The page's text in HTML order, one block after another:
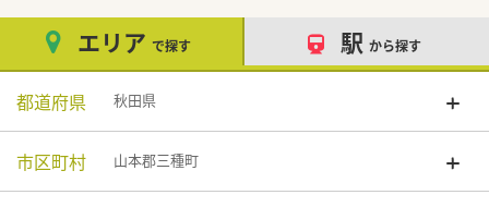
エリア で探す 駅 から探す
都道府県 秋田県
市区町村 山本郡三種町